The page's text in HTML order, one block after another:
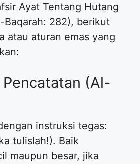
Ayat Tentang Hutang
Baqarah: 282), berikut
atau aturan emas yang
Pencatatan (Al-
instruksi tegas:
tulislah!). Baik
maupun besar, jika